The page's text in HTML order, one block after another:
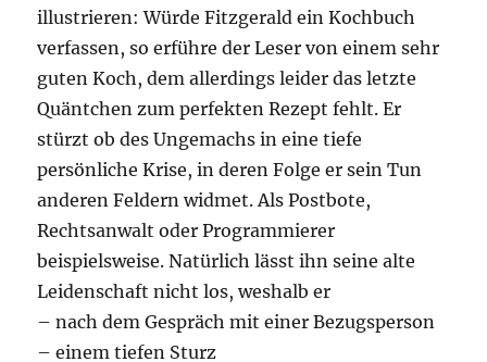
illustrieren: Würde Fitzgerald ein Kochbuch
verfassen, so erführe der Leser von einem sehr
guten Koch, dem allerdings leider das letzte
Quäntchen zum perfekten Rezept fehlt. Er
stürzt ob des Ungemachs in eine tiefe
persönliche Krise, in deren Folge er sein Tun
anderen Feldern widmet. Als Postbote,
Rechtsanwalt oder Programmierer
beispielsweise. Natürlich lässt ihn seine alte
Leidenschaft nicht los, weshalb er
– nach dem Gespräch mit einer Bezugsperson
– einem tiefen Sturz